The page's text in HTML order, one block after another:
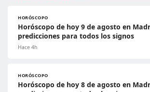
HORÓSCOPO
Horóscopo de hoy 9 de agosto en
predicciones para todos los signos
Hace 4h
HORÓSCOPO
Horóscopo de hoy 8 de agosto en